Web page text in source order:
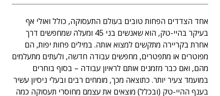
אחד הצדדים הפחות טובים בעולם התעסוקה, כולל ואולי אף
בעיקר בהיי-טק, הוא שאנשים בני 45 ומעלה שמחפשים דרך
אחרת בקריירה מתקשים למצוא אותה. במילים פחות יפות, הם
מפוטרים או מתפטרים, מחפשים עבודה חדשה, ולעתים מתעלמים
מהם, ואם כבר מזמנים אותם לראיון עבודה – בסוף בוחרים
במועמד צעיר יותר. כתוצאה מכך, מומחים רבים ובעלי ניסיון עשיר
בענף ההיי-טק (ובכלל) מוצאים את עצמם מחוסרי תעסוקה כמה